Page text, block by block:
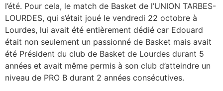
l’été. Pour cela, le match de Basket de l’UNION TARBES-
LOURDES, qui s’était joué le vendredi 22 octobre à
Lourdes, lui avait été entièrement dédié car Edouard
était non seulement un passionné de Basket mais avait
été Président du club de Basket de Lourdes durant 5
années et avait même permis à son club d’atteindre un
niveau de PRO B durant 2 années consécutives.